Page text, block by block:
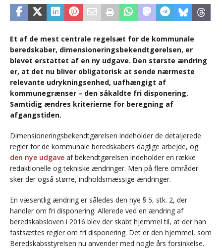
Et af de mest centrale regelsæt for de kommunale
beredskaber, dimensioneringsbekendtgørelsen, er
blevet erstattet af en ny udgave. Den største ændring
er, at det nu bliver obligatorisk at sende nærmeste
relevante udrykningsenhed, uafhængigt af
kommunegrænser – den såkaldte fri disponering.
Samtidig ændres kriterierne for beregning af
afgangstiden.
Dimensioneringsbekendtgørelsen indeholder de detaljerede
regler for de kommunale beredskabers daglige arbejde, og
den nye udgave af bekendtgørelsen indeholder en række
redaktionelle og tekniske ændringer. Men på flere områder
sker der også større, indholdsmæssige ændringer.
En væsentlig ændring er således den nye § 5, stk. 2, der
handler om fri disponering. Allerede ved en ændring af
beredskabsloven i 2016 blev der skabt hjemmel til, at der han
fastsættes regler om fri disponering. Det er den hjemmel, som
Beredskabsstyrelsen nu anvender med nogle års forsinkelse.